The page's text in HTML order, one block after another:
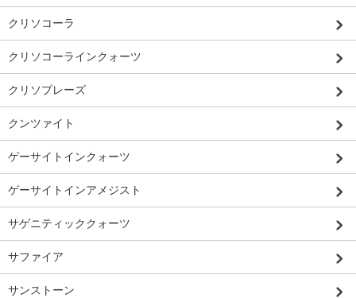
クリソコーラ
クリソコーラインクォーツ
クリソプレーズ
クンツァイト
ゲーサイトインクォーツ
ゲーサイトインアメジスト
サゲニティッククォーツ
サファイア
サンストーン